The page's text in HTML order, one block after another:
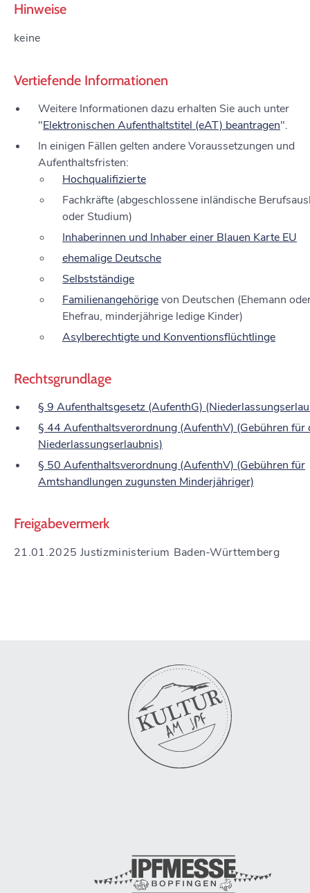
Hinweise
keine
Vertiefende Informationen
Weitere Informationen dazu erhalten Sie auch unter
"Elektronischen Aufenthaltstitel (eAT) beantragen".
In einigen Fällen gelten andere Voraussetzungen und
Aufenthaltsfristen:
Hochqualifizierte
Fachkräfte (abgeschlossene inländische
oder Studium)
Inhaberinnen und Inhaber einer Blauen Karte EU
ehemalige Deutsche
Selbstständige
Familienangehörigevon Deutschen (Ehemann
Ehefrau, minderjährige ledige Kinder)
Asylberechtigte und Konventionsflüchtlinge
Rechtsgrundlage
§ 9 Aufenthaltsgesetz (AufenthG)
§ 44 Aufenthaltsverordnung (AufenthV) (Gebühren für
Niederlassungserlaubnis)
§ 50 Aufenthaltsverordnung (AufenthV) (Gebühren für
Amtshandlungen zugunsten Minderjähriger)
Freigabevermerk
21.01.2025 Justizministerium Baden-Württemberg